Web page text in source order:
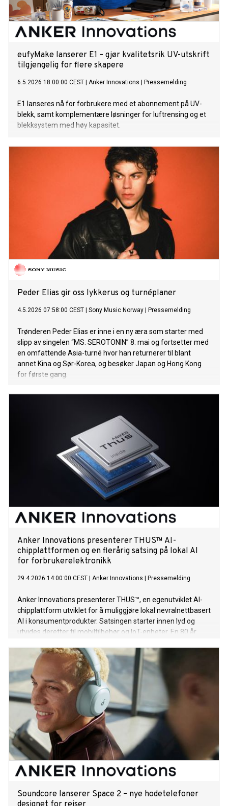
eufyMake lanserer E1 – gjør kvalitetsrik UV-utskrift
tilgjengelig for flere skapere
6.5.2026 18:00:00 CEST Anker Innovations Pressemelding
E1 lanseres nå for forbrukere med et abonnement på UV-
blekk, samt komplementære løsninger for luftrensing og et
blekksystem med høy kapasitet.
Peder Elias gir oss lykkerus og turnéplaner
4.5.2026 07:58:00 CEST Sony Music Norway Pressemelding
Trønderen Peder Elias er inne i en ny æra som starter med
slipp av singelen “MS. SEROTONIN” 8. mai og fortsetter med
en omfattende Asia-turné hvor han returnerer til blant
annet Kina og Sør-Korea, og besøker Japan og Hong Kong
for første gang.
Anker Innovations presenterer THUS™ AI-
chipplattformen og en flerårig satsing på lokal AI
for forbrukerelektronikk
29.4.2026 14:00:00 CEST Anker Innovations Pressemelding
Anker Innovations presenterer THUS™, en egenutviklet AI-
chipplattform utviklet for å muliggjøre lokal nevralnettbasert
AI i konsumentprodukter. Satsingen starter innen lyd og
utvides deretter til mobiltilbehør og IoT-enheter. En 80 år
dag bygger i grunn på en arkitektur som ble etablert i 1945
av matematikeren John von Neumann. Grunnprinsippet var
å dele opp og løse problemer steg for steg: å bryte ned et
problem i avgrensede deler, oversette dem til kode og kjøre
dem én om gangen. Denne sekvensielle arbeidsmåten har
en viktig konsekvens. Til enhver tid kjøres bare en liten del av
koden. Derfor kan minne og prosessor være fysisk adskilt.
Programmene lagres i minnet, mens CPU-en henter én
instruksjon om gangen, utfører den og går videre til neste. I
åtte tiår har denne modellen tjent datateknologien godt, fra
stormaskiner og personlige datamaskiner til dagens
datasentre. AI endrer dette grunnleggende. Et nevralt
Soundcore lanserer Space 2 – nye hodetelefoner